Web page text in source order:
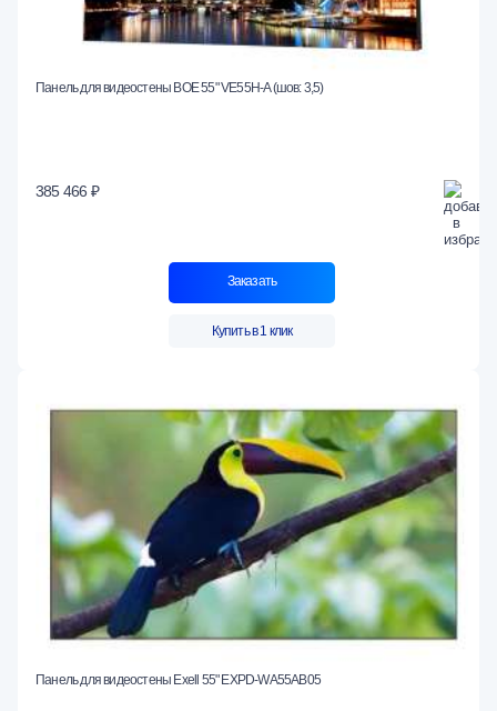
Панель для видеостены BOE 55" VE55H-A (шов: 3,5)
385 466 ₽
Заказать
Купить в 1 клик
Панель для видеостены Exell 55" EXPD-WA55AB05